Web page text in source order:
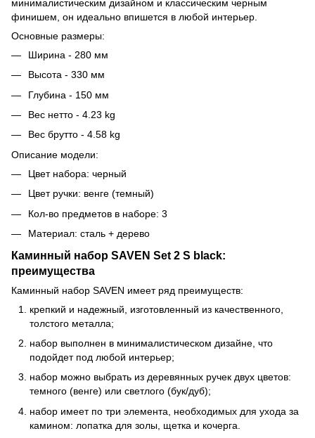
минималистическим дизайном и классическим черным
финишем, он идеально впишется в любой интерьер.
Основные размеры:
Ширина - 280 мм
Высота - 330 мм
Глубина - 150 мм
Вес нетто - 4.23 kg
Вес брутто - 4.58 kg
Описание модели:
Цвет набора: черный
Цвет ручки: венге (темный)
Кол-во предметов в наборе: 3
Материал: сталь + дерево
Каминный набор SAVEN Set 2 S black:
преимущества
Каминный набор SAVEN имеет ряд преимуществ:
крепкий и надежный, изготовленный из качественного,
толстого металла;
набор выполнен в минималистическом дизайне, что
подойдет под любой интерьер;
набор можно выбрать из деревянных ручек двух цветов:
темного (венге) или светлого (бук/дуб);
набор имеет по три элемента, необходимых для ухода за
камином: лопатка для золы, щетка и кочерга.